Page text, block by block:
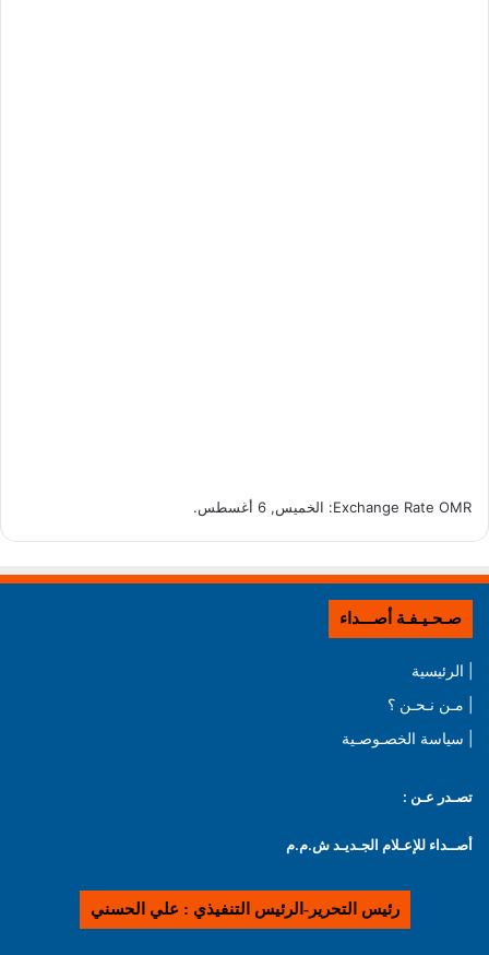
Exchange Rate OMR : الخميس, 6 أغسطس.
صـحـيـفـة أصـــداء
| الرئيسية
| مـن نـحـن ؟
| سياسة الخصـوصـية
تصـدر عـن :
أصــداء للإعـلام الجـديـد ش.م.م
رئيس التحرير-الرئيس التنفيذي : علي الحسني